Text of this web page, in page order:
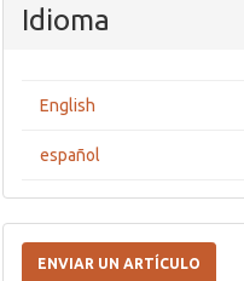
Idioma
English
español
un
artículo
ENVIAR UN ARTÍCULO